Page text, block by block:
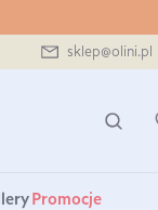
sklep@olini.pl
Promocje